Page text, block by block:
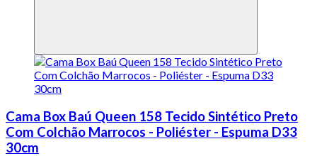
Cama Box Baú Queen 158 Tecido Sintético Preto
Com Colchão Marrocos - Poliéster - Espuma D33
30cm